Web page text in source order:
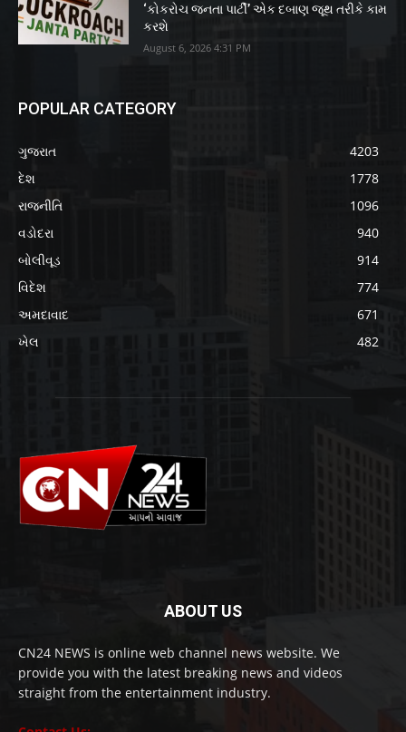
‘કોકરોચ જનતા પાર્ટી’ એક દબાણ જૂથ તરીકે કામ
કરશે
August 6, 2026 4:31 PM
POPULAR CATEGORY
ગુજરાત
4203
દેશ
1778
રાજનીતિ
1096
વડોદરા
940
બોલીવૂડ
914
વિદેશ
774
અમદાવાદ
671
ખેલ
482
ABOUT US
CN24 NEWS is online web channel news website. We
provide you with the latest breaking news and videos
straight from the entertainment industry.